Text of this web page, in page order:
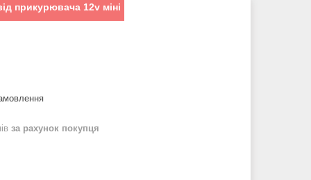
прикурювача 12v міні
за рахунок покупця